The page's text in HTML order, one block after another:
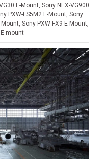
E-Mount, Sony NEX-VG900
PXW-FS5M2 E-Mount, Sony
Sony PXW-FX9 E-Mount,
mount